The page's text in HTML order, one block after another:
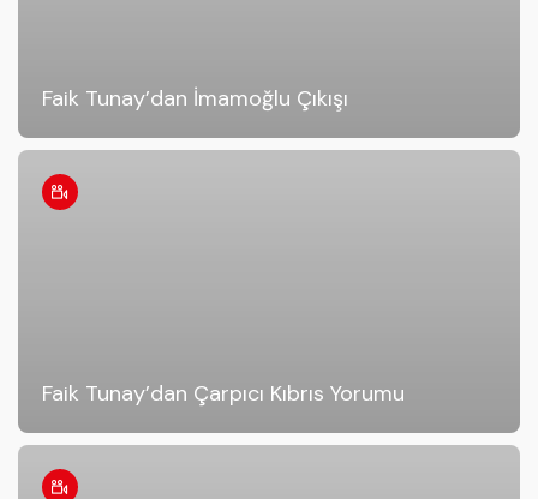
Faik Tunay’dan İmamoğlu Çıkışı
Faik Tunay’dan Çarpıcı Kıbrıs Yorumu